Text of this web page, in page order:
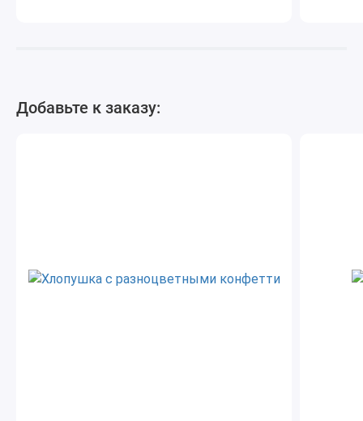
Добавьте к заказу: